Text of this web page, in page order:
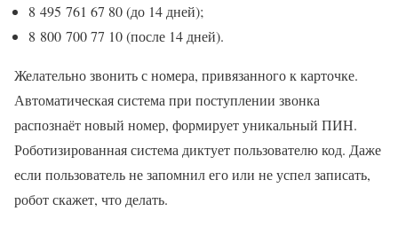
8 495 761 67 80 (до 14 дней);
8 800 700 77 10 (после 14 дней).
Желательно звонить с номера, привязанного к карточке.
Автоматическая система при поступлении звонка
распознаёт новый номер, формирует уникальный ПИН.
Роботизированная система диктует пользователю код. Даже
если пользователь не запомнил его или не успел записать,
робот скажет, что делать.